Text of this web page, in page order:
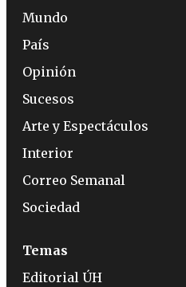
Mundo
País
Opinión
Sucesos
Arte y Espectáculos
Interior
Correo Semanal
Sociedad
Temas
Editorial ÚH